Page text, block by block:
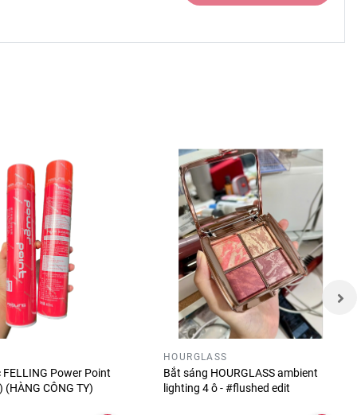
FELLING Power Point
CÔNG TY)
HOURGLASS
Bắt sáng HOURGLASS ambient
lighting 4 ô - #flushed edit